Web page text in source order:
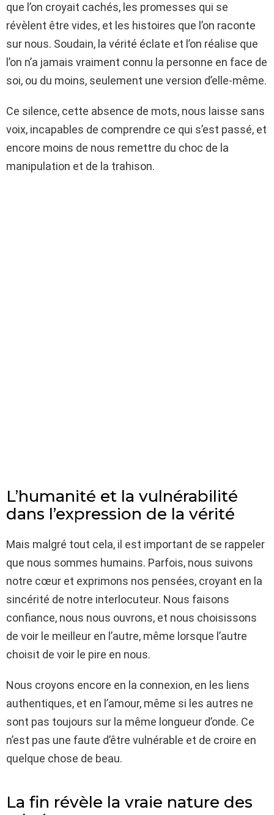
que l’on croyait cachés, les promesses qui se
révèlent être vides, et les histoires que l’on raconte
sur nous. Soudain, la vérité éclate et l’on réalise que
l’on n’a jamais vraiment connu la personne en face de
soi, ou du moins, seulement une version d’elle-même.
Ce silence, cette absence de mots, nous laisse sans
voix, incapables de comprendre ce qui s’est passé, et
encore moins de nous remettre du choc de la
manipulation et de la trahison.
L’humanité et la vulnérabilité
dans l’expression de la vérité
Mais malgré tout cela, il est important de se rappeler
que nous sommes humains. Parfois, nous suivons
notre cœur et exprimons nos pensées, croyant en la
sincérité de notre interlocuteur. Nous faisons
confiance, nous nous ouvrons, et nous choisissons
de voir le meilleur en l’autre, même lorsque l’autre
choisit de voir le pire en nous.
Nous croyons encore en la connexion, en les liens
authentiques, et en l’amour, même si les autres ne
sont pas toujours sur la même longueur d’onde. Ce
n’est pas une faute d’être vulnérable et de croire en
quelque chose de beau.
La fin révèle la vraie nature des